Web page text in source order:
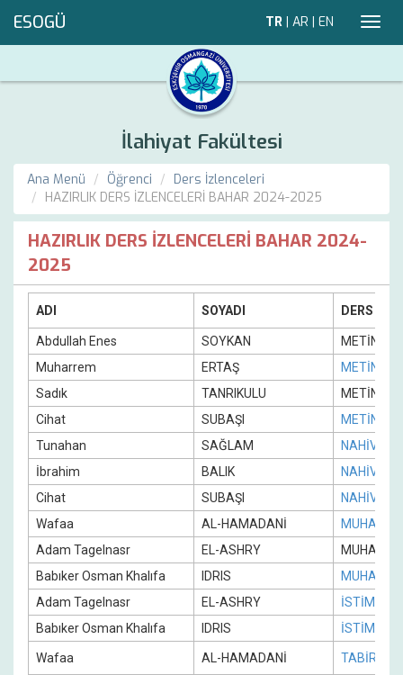
ESOGÜ TR | AR | EN
İlahiyat Fakültesi
Ana Menü Öğrenci
Ders İzlenceleri
HAZIRLIK DERS İZLENCELERİ BAHAR 2024-2025
HAZIRLIK DERS İZLENCELERİ BAHAR 2024-
2025
ADI SOYADI DERS
Abdullah Enes SOYKAN
METİN
Muharrem
ERTAŞ
METİN
Sadık
TANRIKULU
METİN
Cihat
SUBAŞI
METİN
Tunahan
SAĞLAM
NAHİV
İbrahim
BALIK
NAHİV
Cihat
SUBAŞI
NAHİV
Wafaa
AL-HAMADANİ
Adam Tagelnasr
EL-ASHRY
Babıker Osman Khalıfa
IDRIS
Adam Tagelnasr
EL-ASHRY
İSTİMA
Babıker Osman Khalıfa
IDRIS İSTİMA
Wafaa AL-HAMADANİ TABİR